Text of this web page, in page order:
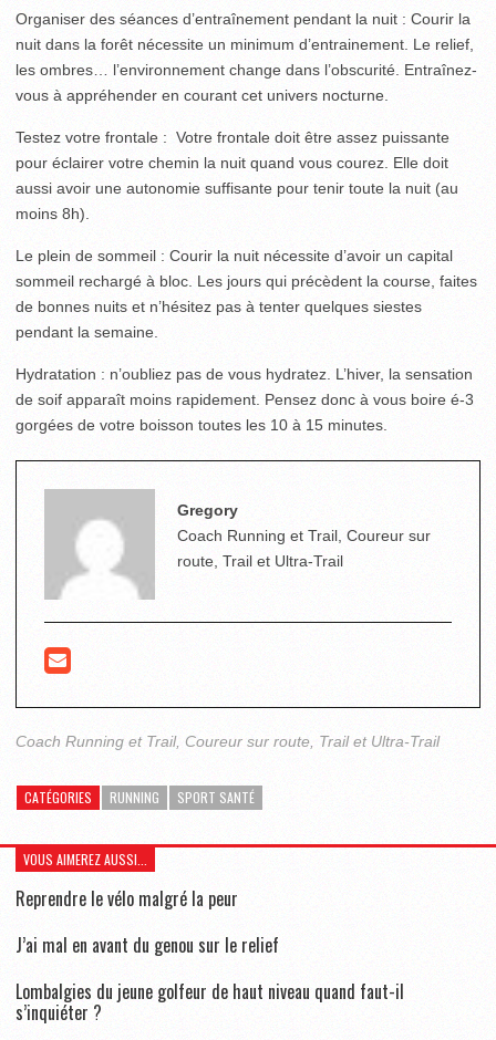
Organiser des séances d’entraînement pendant la nuit : Courir la
nuit dans la forêt nécessite un minimum d’entrainement. Le relief,
les ombres… l’environnement change dans l’obscurité. Entraînez-
vous à appréhender en courant cet univers nocturne.
Testez votre frontale : Votre frontale doit être assez puissante
pour éclairer votre chemin la nuit quand vous courez. Elle doit
aussi avoir une autonomie suffisante pour tenir toute la nuit (au
moins 8h).
Le plein de sommeil : Courir la nuit nécessite d’avoir un capital
sommeil rechargé à bloc. Les jours qui précèdent la course, faites
de bonnes nuits et n’hésitez pas à tenter quelques siestes
pendant la semaine.
Hydratation : n’oubliez pas de vous hydratez. L’hiver, la sensation
de soif apparaît moins rapidement. Pensez donc à vous boire é-3
gorgées de votre boisson toutes les 10 à 15 minutes.
Gregory
Coach Running et Trail, Coureur sur
route, Trail et Ultra-Trail
Coach Running et Trail, Coureur sur route, Trail et Ultra-Trail
CATÉGORIES RUNNING SPORT SANTÉ
VOUS AIMEREZ AUSSI...
Reprendre le vélo malgré la peur
J’ai mal en avant du genou sur le relief
Lombalgies du jeune golfeur de haut niveau quand faut-il
s’inquiéter ?